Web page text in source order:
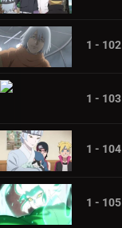
1 - 102
1 - 103
1 - 104
1 - 105